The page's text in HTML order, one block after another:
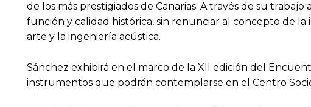
de los más prestigiados de Canarias. A través de su
función y calidad histórica, sin renunciar al concepto de
arte y la ingeniería acústica.
Sánchez exhibirá en el marco de la XII edición del
instrumentos que podrán contemplarse en el Centro